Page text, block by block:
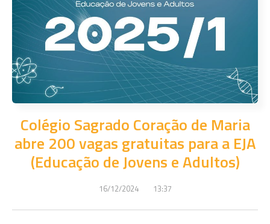
Colégio Sagrado Coração de Maria
abre 200 vagas gratuitas para a EJA
(Educação de Jovens e Adultos)
16/12/2024 13:37